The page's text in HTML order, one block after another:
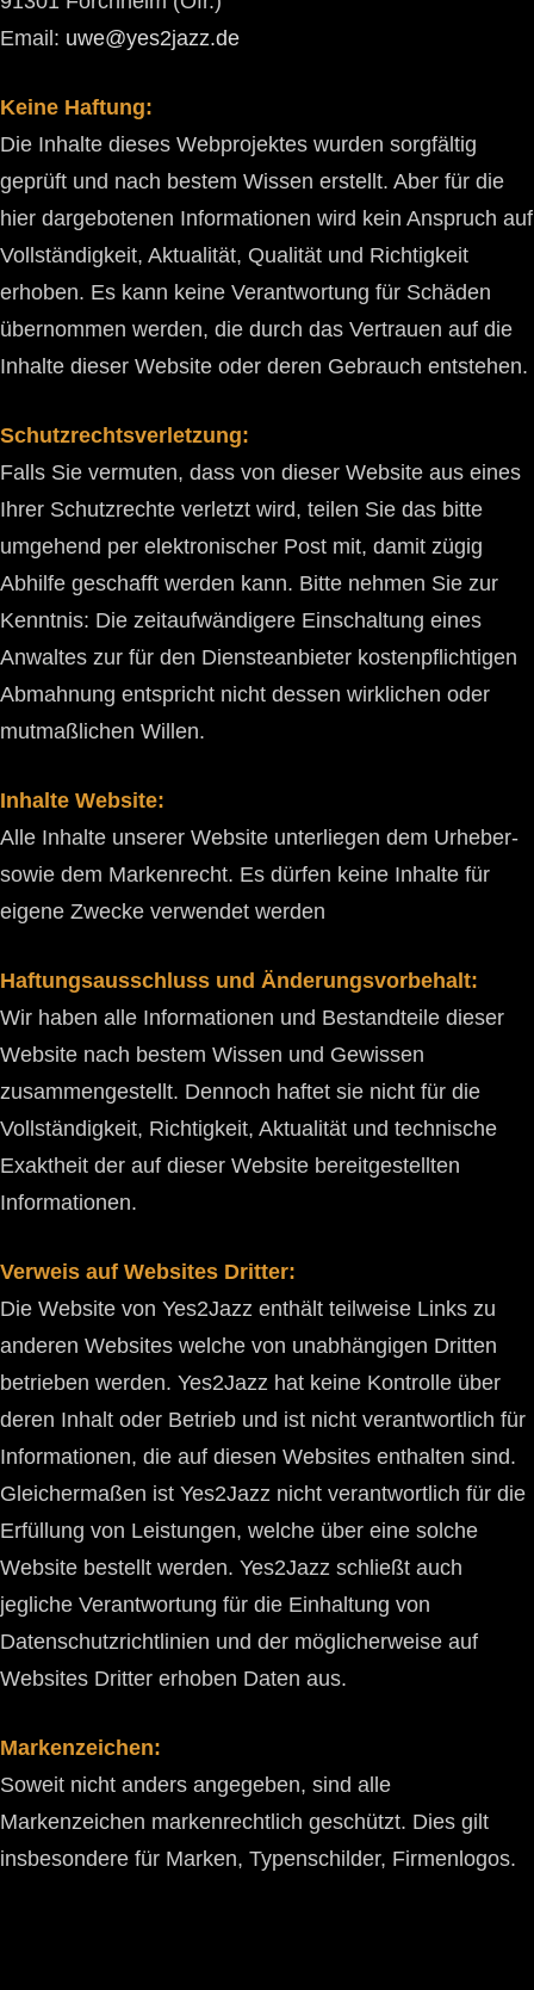
Email: uwe@yes2jazz.de
Keine Haftung:
Die Inhalte dieses Webprojektes wurden sorgfältig
geprüft und nach bestem Wissen erstellt. Aber für die
hier dargebotenen Informationen wird kein Anspruch auf
Vollständigkeit, Aktualität, Qualität und Richtigkeit
erhoben. Es kann keine Verantwortung für Schäden
übernommen werden, die durch das Vertrauen auf die
Inhalte dieser Website oder deren Gebrauch entstehen.
Schutzrechtsverletzung:
Falls Sie vermuten, dass von dieser Website aus eines
Ihrer Schutzrechte verletzt wird, teilen Sie das bitte
umgehend per elektronischer Post mit, damit zügig
Abhilfe geschafft werden kann. Bitte nehmen Sie zur
Kenntnis: Die zeitaufwändigere Einschaltung eines
Anwaltes zur für den Diensteanbieter kostenpflichtigen
Abmahnung entspricht nicht dessen wirklichen oder
mutmaßlichen Willen.
Inhalte Website:
Alle Inhalte unserer Website unterliegen dem Urheber-
sowie dem Markenrecht. Es dürfen keine Inhalte für
eigene Zwecke verwendet werden
Haftungsausschluss und Änderungsvorbehalt:
Wir haben alle Informationen und Bestandteile dieser
Website nach bestem Wissen und Gewissen
zusammengestellt. Dennoch haftet sie nicht für die
Vollständigkeit, Richtigkeit, Aktualität und technische
Exaktheit der auf dieser Website bereitgestellten
Informationen.
Verweis auf Websites Dritter:
Die Website von Yes2Jazz enthält teilweise Links zu
anderen Websites welche von unabhängigen Dritten
betrieben werden. Yes2Jazz hat keine Kontrolle über
deren Inhalt oder Betrieb und ist nicht verantwortlich für
Informationen, die auf diesen Websites enthalten sind.
Gleichermaßen ist Yes2Jazz nicht verantwortlich für die
Erfüllung von Leistungen, welche über eine solche
Website bestellt werden. Yes2Jazz schließt auch
jegliche Verantwortung für die Einhaltung von
Datenschutzrichtlinien und der möglicherweise auf
Websites Dritter erhoben Daten aus.
Markenzeichen:
Soweit nicht anders angegeben, sind alle
Markenzeichen markenrechtlich geschützt. Dies gilt
insbesondere für Marken, Typenschilder, Firmenlogos.